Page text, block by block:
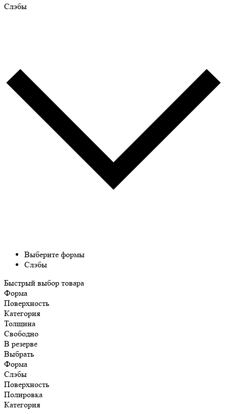
Слэбы
Выберите формы
Слэбы
Быстрый выбор товара
Форма
Поверхность
Категория
Толщина
Свободно
В резерве
Выбрать
Форма
Слэбы
Поверхность
Полировка
Категория